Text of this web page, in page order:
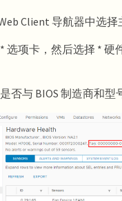
Client 导航器中选择
选项卡，然后选择 * 硬
否与 BIOS 制造商和型